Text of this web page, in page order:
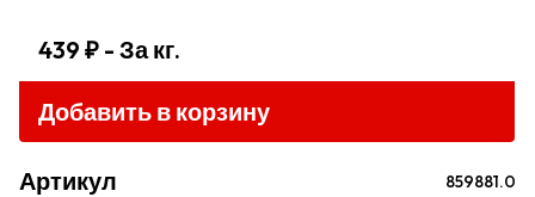
439 ₽ - За кг.
Добавить в корзину
Артикул 859881.0